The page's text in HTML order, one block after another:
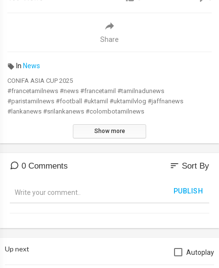
Share
In News
CONIFA ASIA CUP 2025
#francetamilnews #news #francetamil #tamilnadunews
#paristamilnews #football #uktamil #uktamilvlog #jaffnanews
#lankanews #srilankanews #colombotamilnews
Show more
0 Comments sort Sort By
PUBLISH
Up next Autoplay